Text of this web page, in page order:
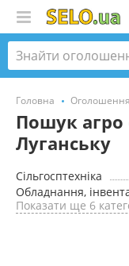
Головна
Пошук
Луганську
Сільгосптехніка
Обладнання,
Показати ще 6